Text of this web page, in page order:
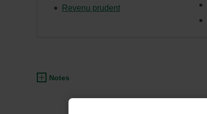
Revenu prudent
Notes